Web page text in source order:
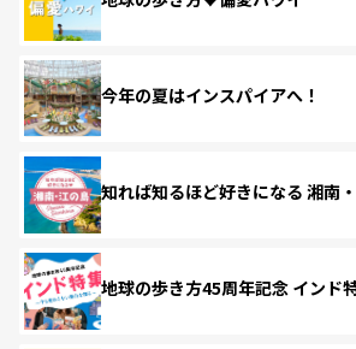
今年の夏はインスパイアへ！
知れば知るほど好きになる 湘南
地球の歩き方45周年記念 インド